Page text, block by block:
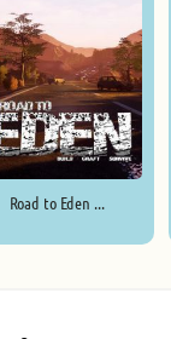
Road to Eden ...